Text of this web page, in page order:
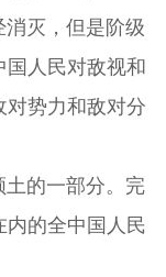
灭，但是阶级
国人民对敌视和
对势力和敌对分
的一部分。完
内的全中国人民